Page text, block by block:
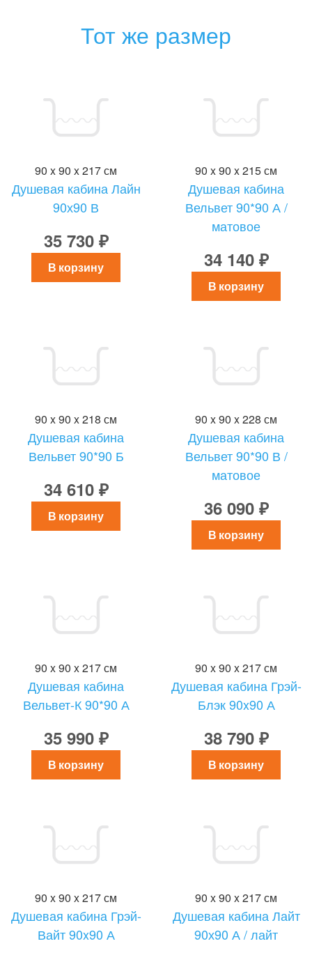
Тот же размер
90 x 90 x 217 см
Душевая кабина Лайн
90х90 В
35 730 ₽
В корзину
90 x 90 x 215 см
Душевая кабина
Вельвет 90*90 А /
матовое
34 140 ₽
В корзину
90 x 90 x 218 см
Душевая кабина
Вельвет 90*90 Б
34 610 ₽
В корзину
90 x 90 x 228 см
Душевая кабина
Вельвет 90*90 В /
матовое
36 090 ₽
В корзину
90 x 90 x 217 см
Душевая кабина
Вельвет-К 90*90 А
35 990 ₽
В корзину
90 x 90 x 217 см
Душевая кабина Грэй-
Блэк 90x90 А
38 790 ₽
В корзину
90 x 90 x 217 см
Душевая кабина Грэй-
Вайт 90x90 А
90 x 90 x 217 см
Душевая кабина Лайт
90х90 А / лайт